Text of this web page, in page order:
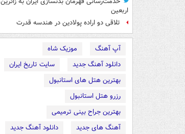
اربعین
تلاقی دو اراده پولادین در هندسه قدرت
آپ آهنگ
موزیک شاه
دانلود آهنگ جدید
سایت تاریخ ایران
بهترین هتل های استانبول
رزرو هتل استانبول
بهترین جراح بینی ترمیمی
آهنگ های جدید
دانلود آهنگ جدید